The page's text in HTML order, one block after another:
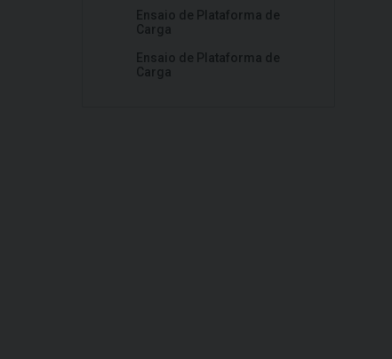
Ensaio de Plataforma de
Carga
Ensaio de Plataforma de
Carga